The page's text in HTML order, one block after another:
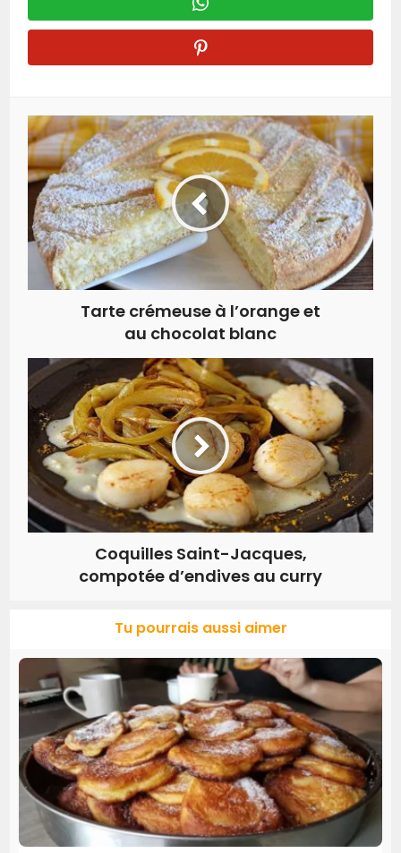
Tarte crémeuse à l’orange et
au chocolat blanc
Coquilles Saint-Jacques,
compotée d’endives au curry
Tu pourrais aussi aimer